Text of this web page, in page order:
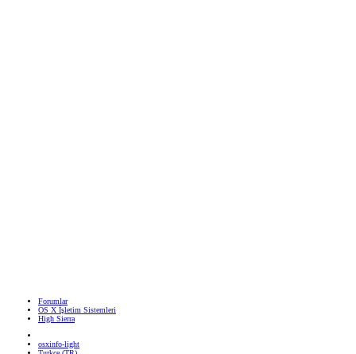
Forumlar
OS X İşletim Sistemleri
High Sierra
osxinfo-light